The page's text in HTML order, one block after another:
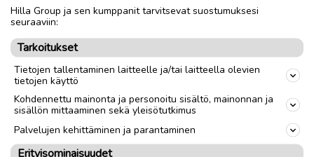
Vanteet / renkaat
Vanteet ja renkaat
Tuumakoko
26"
link
Ilmoittaja:KJ KJ
Katso ilmoittajan kaikki ilmoitukset(8)
Hilla Group ja sen kumppanit tarvitsevat suostumuksesi
seuraaviin:
Tarkoitukset
Tietojen tallentaminen laitteelle ja/tai laitteella olevien
tietojen käyttö
Kohdennettu mainonta ja personoitu sisältö, mainonnan ja
sisällön mittaaminen sekä yleisötutkimus
Palvelujen kehittäminen ja parantaminen
Erityisominaisuudet